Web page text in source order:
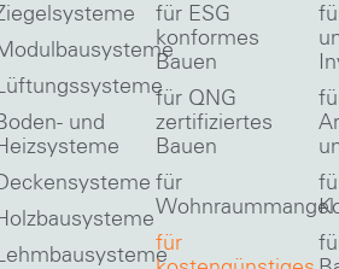
und
für ESG
konformes
Bauen
für QNG
zertifiziertes
Bauen
für
Wohnraummangel
für